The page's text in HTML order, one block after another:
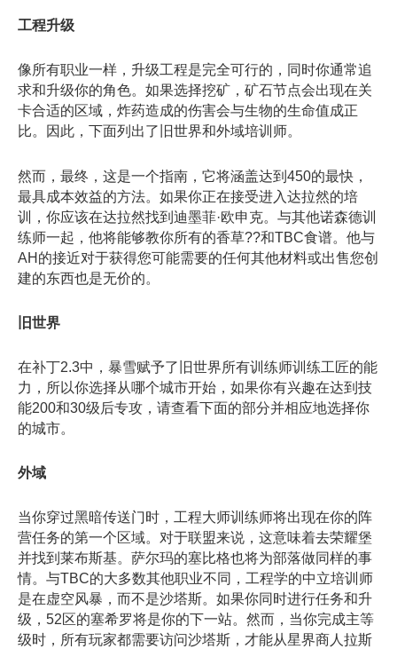
工程升级
像所有职业一样，升级工程是完全可行的，同时你通常追
求和升级你的角色。如果选择挖矿，矿石节点会出现在关
卡合适的区域，炸药造成的伤害会与生物的生命值成正
比。因此，下面列出了旧世界和外域培训师。
然而，最终，这是一个指南，它将涵盖达到450的最快，
最具成本效益的方法。如果你正在接受进入达拉然的培
训，你应该在达拉然找到迪墨菲·欧申克。与其他诺森德训
练师一起，他将能够教你所有的香草??和TBC食谱。他与
AH的接近对于获得您可能需要的任何其他材料或出售您创
建的东西也是无价的。
旧世界
在补丁2.3中，暴雪赋予了旧世界所有训练师训练工匠的能
力，所以你选择从哪个城市开始，如果你有兴趣在达到技
能200和30级后专攻，请查看下面的部分并相应地选择你
的城市。
外域
当你穿过黑暗传送门时，工程大师训练师将出现在你的阵
营任务的第一个区域。对于联盟来说，这意味着去荣耀堡
并找到莱布斯基。萨尔玛的塞比格也将为部落做同样的事
情。与TBC的大多数其他职业不同，工程学的中立培训师
是在虚空风暴，而不是沙塔斯。如果你同时进行任务和升
级，52区的塞希罗将是你的下一站。然而，当你完成主等
级时，所有玩家都需要访问沙塔斯，才能从星界商人拉斯